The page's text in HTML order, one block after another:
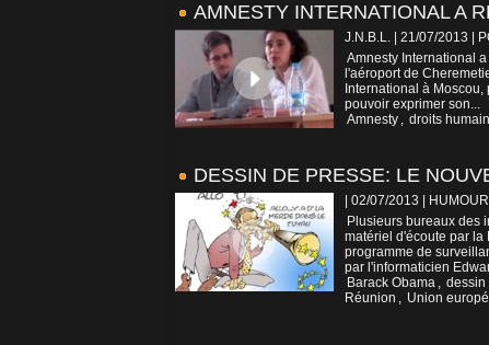
AMNESTY INTERNATIONAL A
J.N.B.L. | 21/07/2013
Amnesty International
l'aéroport de
International à
pouvoir exprimer son...
Amnesty , droits
DESSIN DE PRESSE: LE
| 02/07/2013
HUMOUR
Plusieurs bureaux des
matériel d'écoute par la
programme de
par l'informaticien
Barack Obama , dessin
Réunion , Union